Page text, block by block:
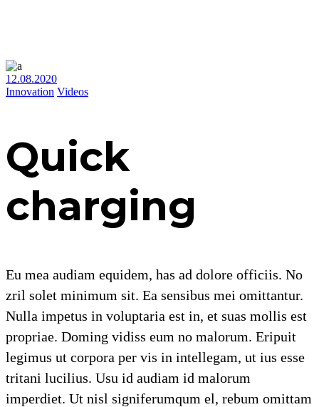
12.08.2020
Innovation Videos
Quick
charging
Eu mea audiam equidem, has ad dolore officiis. No
zril solet minimum sit. Ea sensibus mei omittantur.
Nulla impetus in voluptaria est in, et suas mollis est
propriae. Doming vidiss eum no malorum. Eripuit
legimus ut corpora per vis in intellegam, ut ius esse
tritani lucilius. Usu id audiam id malorum
imperdiet. Ut nisl signiferumqum el, rebum omittam